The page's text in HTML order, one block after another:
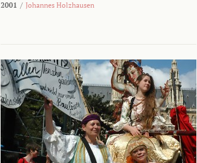
2001 / Johannes Holzhausen